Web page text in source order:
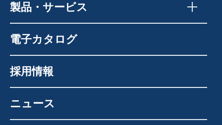
製品・サービス
電子カタログ
採用情報
ニュース